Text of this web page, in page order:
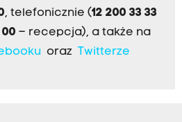
, telefonicznie (12 200 33 33
00 – recepcja), a także na
oraz Twitterze